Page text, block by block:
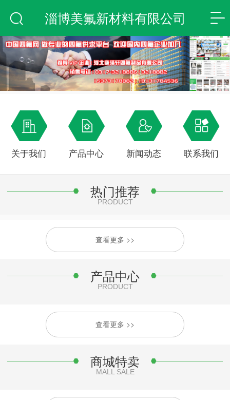
淄博美氟新材料有限公司
关于我们 产品中心 新闻动态 联系我们
热门推荐
PRODUCT
查看更多 >>
产品中心
PRODUCT
查看更多 >>
商城特卖
MALL SALE